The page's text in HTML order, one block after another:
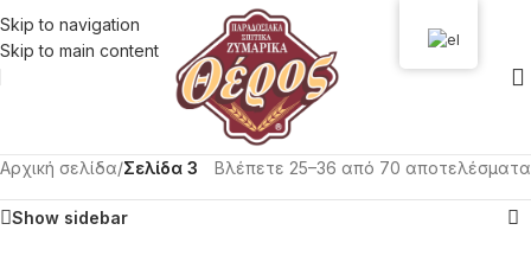
Skip to navigation
Skip to main content
Αρχική σελίδα/Σελίδα 3 Βλέπετε 25–36 από 70 αποτελέσματα
Show sidebar